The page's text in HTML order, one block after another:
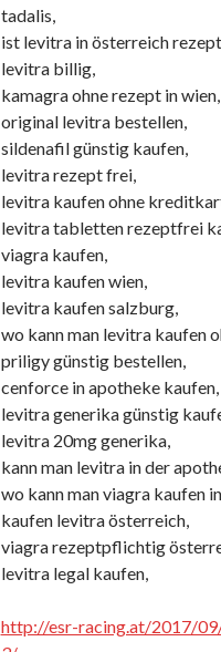
tadalis,
ist levitra in österreich
levitra billig,
kamagra ohne rezept in wien,
original levitra bestellen,
sildenafil günstig kaufen,
levitra rezept frei,
levitra kaufen ohne
levitra tabletten rezeptfrei
viagra kaufen,
levitra kaufen wien,
levitra kaufen salzburg,
wo kann man levitra kaufen
priligy günstig bestellen,
cenforce in apotheke kaufen,
levitra generika günstig
levitra 20mg generika,
kann man levitra in der
wo kann man viagra kaufen
kaufen levitra österreich,
viagra rezeptpflichtig
levitra legal kaufen,
http://esr-racing.at/2017/